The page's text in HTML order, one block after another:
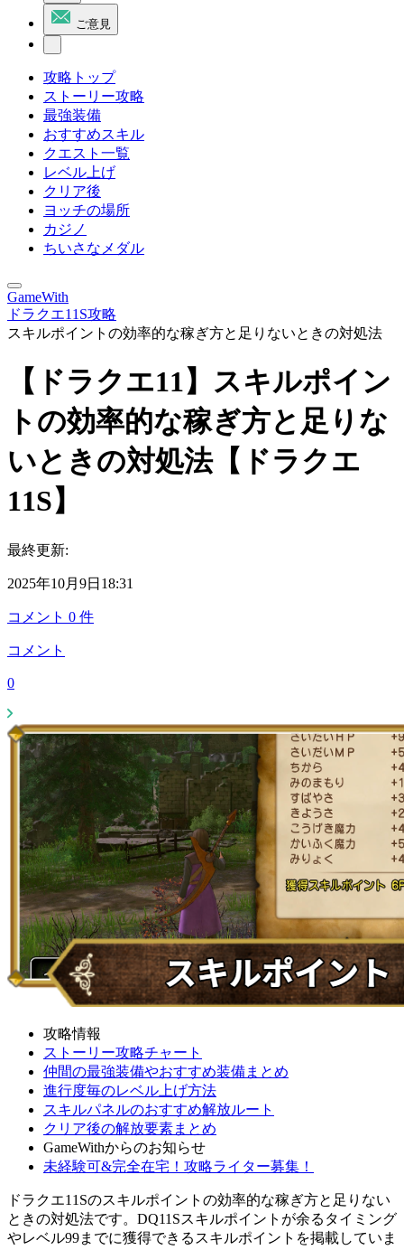
ご意見
攻略トップ
ストーリー攻略
最強装備
おすすめスキル
クエスト一覧
レベル上げ
クリア後
ヨッチの場所
カジノ
ちいさなメダル
GameWith
ドラクエ11S攻略
スキルポイントの効率的な稼ぎ方と足りないときの対処法
【ドラクエ11】スキルポイン
トの効率的な稼ぎ方と足りな
いときの対処法【ドラクエ
11S】
最終更新:
2025年10月9日18:31
コメント 0 件
コメント
0
攻略情報
ストーリー攻略チャート
仲間の最強装備やおすすめ装備まとめ
進行度毎のレベル上げ方法
スキルパネルのおすすめ解放ルート
クリア後の解放要素まとめ
GameWithからのお知らせ
未経験可&完全在宅！攻略ライター募集！
ドラクエ11Sのスキルポイントの効率的な稼ぎ方と足りない
ときの対処法です。DQ11Sスキルポイントが余るタイミング
やレベル99までに獲得できるスキルポイントを掲載していま